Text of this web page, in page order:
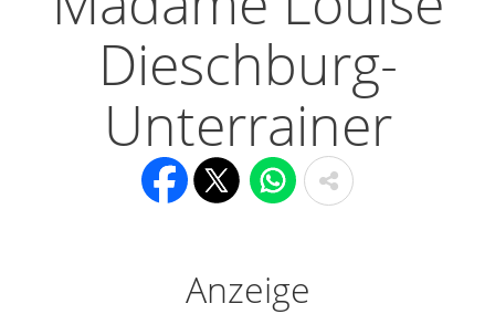
Dieschburg-
Unterrainer
Anzeige